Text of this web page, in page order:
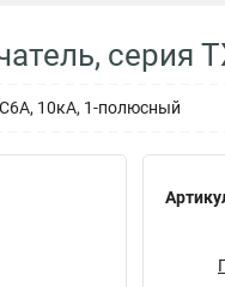
серия
10кА, 1-полюсный